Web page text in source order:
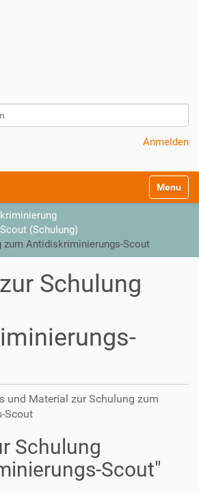
Anmelden
Toggle
(Schulung)
zum Antidiskriminierungs-Scout
Schulung
und Material zur Schulung zum
Scout
Schulung
Scout"